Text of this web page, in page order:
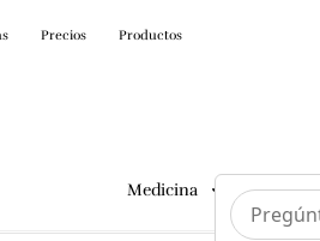
Precios Productos
Medicina Cirugías